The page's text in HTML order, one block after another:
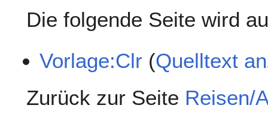
Die folgende Seite wird
Vorlage:Clr (Quelltext
Zurück zur Seite Reisen/